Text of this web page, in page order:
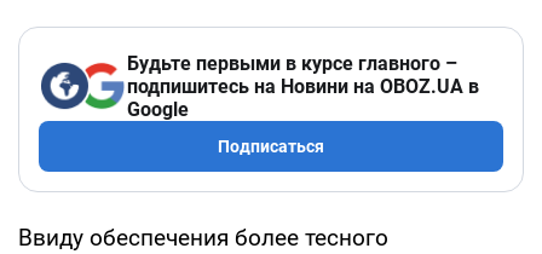
Будьте первыми в курсе главного –
подпишитесь на Новини на OBOZ.UA в
Google
Подписаться
Ввиду обеспечения более тесного